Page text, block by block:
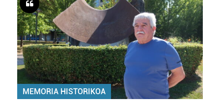
MEMORIA HISTORIKOA